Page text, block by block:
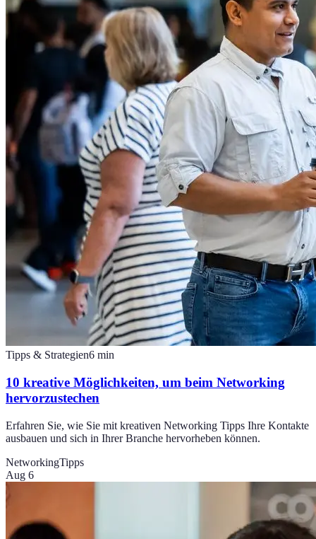
Tipps & Strategien6 min
10 kreative Möglichkeiten, um beim Networking
hervorzustechen
Erfahren Sie, wie Sie mit kreativen Networking Tipps Ihre Kontakte
ausbauen und sich in Ihrer Branche hervorheben können.
NetworkingTipps
Aug 6